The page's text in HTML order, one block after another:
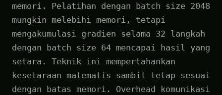
memori. Pelatihan dengan batch size 2048
mungkin melebihi memori, tetapi
mengakumulasi gradien selama 32 langkah
dengan batch size 64 mencapai hasil yang
setara. Teknik ini mempertahankan
kesetaraan matematis sambil tetap sesuai
dengan batas memori. Overhead komunikasi